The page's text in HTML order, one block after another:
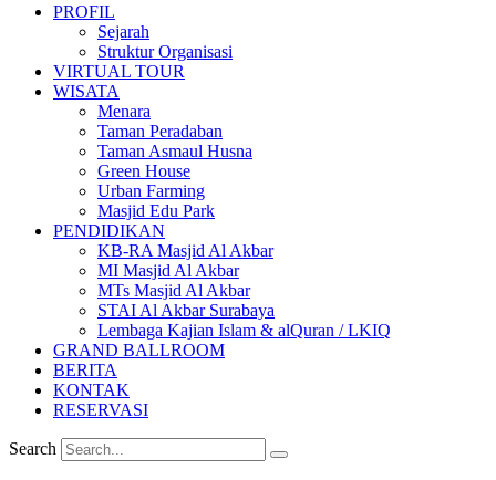
PROFIL
Sejarah
Struktur Organisasi
VIRTUAL TOUR
WISATA
Menara
Taman Peradaban
Taman Asmaul Husna
Green House
Urban Farming
Masjid Edu Park
PENDIDIKAN
KB-RA Masjid Al Akbar
MI Masjid Al Akbar
MTs Masjid Al Akbar
STAI Al Akbar Surabaya
Lembaga Kajian Islam & alQuran / LKIQ
GRAND BALLROOM
BERITA
KONTAK
RESERVASI
Search